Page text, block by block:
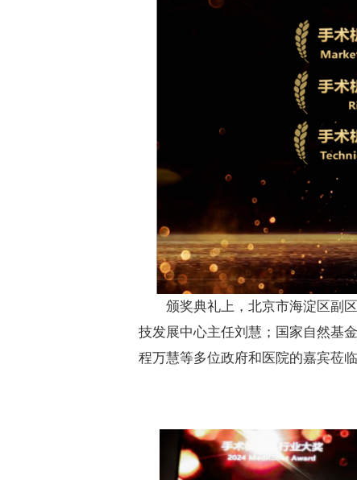
颁奖典礼上，北京市海淀区副
技发展中心主任刘慧；国家自然基
程万慧等多位政府和医院的嘉宾莅